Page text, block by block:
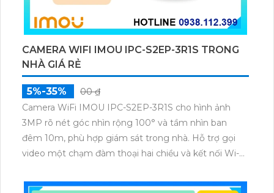
CAMERA WIFI IMOU IPC-S2EP-3R1S TRONG
NHÀ GIÁ RẺ
5%-35%
00 ₫
Camera WiFi IMOU IPC-S2EP-3R1S cho hình ảnh
3MP rõ nét góc nhìn rộng 100° và tầm nhìn ban
đêm 10m, phù hợp giám sát trong nhà. Hỗ trợ gọi
video một chạm đàm thoại hai chiều và kết nối Wi-Fi
microSD tối đa 256GB hoặc lưu đám mây dễ lắp đặt